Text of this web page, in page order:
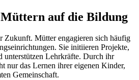
auf die Bildung
Zukunft. Mütter engagieren sich häufig
Sie initiieren Projekte,
unterstützen Lehrkräfte. Durch ihr
nur das Lernen ihrer eigenen Kinder,
Gemeinschaft.